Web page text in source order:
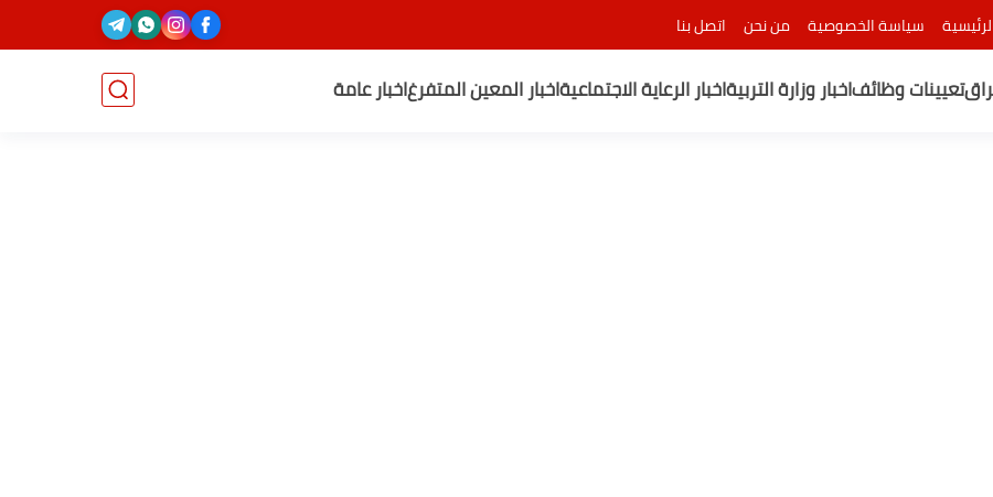
سياسة الخصوصية من نحن اتصل بنا
تعيينات وظائفاخبار وزارة التربيةاخبار الرعاية الاجتماعيةاخبار المعين المتفرغاخبار عامة